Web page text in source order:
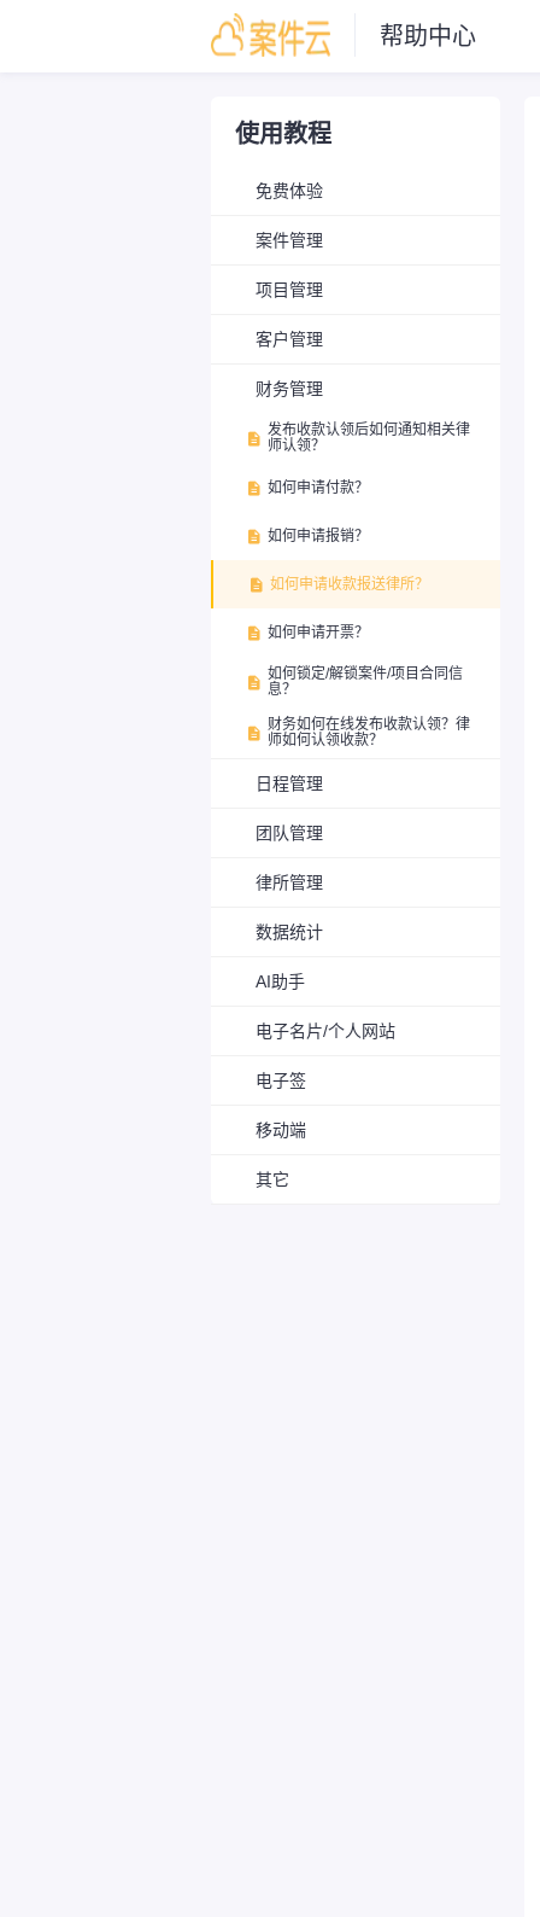
帮助中心
使用教程
免费体验
案件管理
项目管理
客户管理
财务管理
 发布收款认领后如何通知相关律
师认领？
 如何申请付款？
 如何申请报销？
 如何申请收款报送律所？
 如何申请开票？
 如何锁定/解锁案件/项目合同信
息？
 财务如何在线发布收款认领？律
师如何认领收款？
日程管理
团队管理
律所管理
数据统计
AI助手
电子名片/个人网站
电子签
移动端
其它